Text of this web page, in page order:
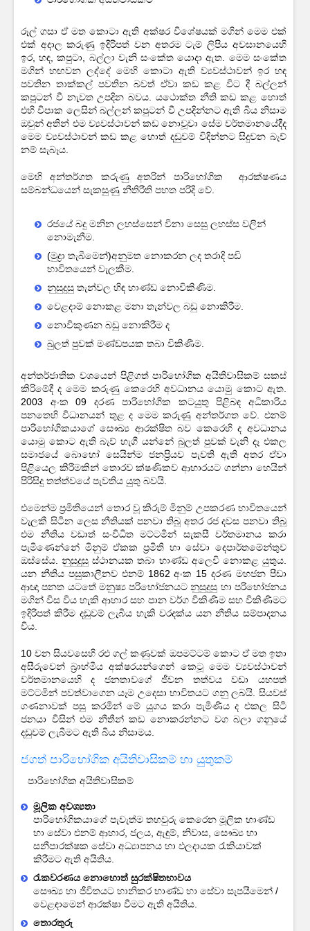
රූල් ගසා ඒ මත කොටා ඇති අක්ෂර විශේෂයක් මගින් මෙම එක්
එක් අදාල කරුණු ඉදිරිපත් වන අතරම ටැම් ලිපිය අවසානයෙහි
ඉර, හඳ, කපුටා, බල්ලා වැනි සංකේත යොදා ඇත. මෙම සංකේත
මගින් හඟවන ලද්දේ මෙහි කොටා ඇති ව්‍යවස්ථාවන් ඉර හඳ
පවතින තාක්කල් පවතින බවත් ඒවා කඩ කළ විට දී බල්ලන්
කපුටන් වී නැවත උපදින බවය. යථොක්ත නීති කඩ කළ හොත්
එහි විපාක ලෙසින් බල්ලන් කපුටන් වී උපදින්නට ඇති බිය නිසාම
ඔවුන් අතින් එම ව්‍යවස්ථාවන් කඩ නොවූවා සේම වර්තමානයේදීද
මෙම ව්‍යවස්ථාවන් කඩ කළ හොත් දඩුවම් විදින්නට සිදුවන බැව්
නම් සැබෑය.
මෙහි අන්තර්ගත කරුණු අතරින් පාරිභෝගික ආරක්ෂණය
සම්බන්ධයෙන් සැකසුණු නීතිරීති පහත පරිදි වේ.
රජයේ බදු මනින ලහස්සෙන් විනා සෙසු ලහස්ස වලින්
නොමැනීම.
(මුද්‍රා තැබීමෙන්)අනුමත නොකරන ලද තරාදි පඩි
භාවිතයෙන් වැලකීම.
නුසුදුසු තැන්වල හිඳ භාණ්ඩ නොවිකිණිම.
වෙළදාම් නොකළ මනා තැන්වල බඩු නොකිරීම.
නොවිකුණන බඩු නොකිරීම ද
බුලත් පුවක් මණ්ඩපයක තබා විකිණීම.
අන්තර්ජාතික වශයෙන් පිළිගත් පාරිභෝගික අයිතිවාසිකම් සකස්
කිරිමේදී ද මෙම කරුණු කෙරෙහි අවධානය යොමු කොට ඇත.
2003 අංක 09 දරණ පාරිභෝගික කටයුතු පිළිබඳ අධිකාරිය
පනතෙහි විධානයන් තුළ ද මෙම කරුණු අන්තර්ගත වේ. එනම්
පාරිභෝගිකයාගේ සෞඛ්‍ය ආරක්ෂිත බව කෙරෙහි ද අවධානය
යොමු කොට ඇති බැව් හැගී යන්නේ බුලත් පුවක් වැනි දෑ එකල
සමාජයේ බොහෝ සෙයින්ම ජනප්‍රියව පැවති ඇති අතර ඒවා
පිළියෙල කිරීමකින් තොරව ක්ෂණිකව ආහාරයට ගන්නා හෙයින්
පිරිසිදු තත්ත්වයේ පැවතිය යුතු බවයි.
එමෙන්ම ප්‍රමිතියෙන් තොර වූ කිරුම් මිනුම් උපකරණ භාවිතයෙන්
වැලකී සිටින ලෙස නීතියක් පනවා තිබූ අතර රජ දවස පනවා තිබූ
එම නීතිය වඩාත් සංවිධිත මට්ටමින් සැකසී වර්තමානය කරා
පැමිණෙන්නේ මිනුම් ඒකක ප්‍රමිති හා සේවා දෙපාර්තමේන්තුව
ඔස්සේය. නුසුදුසු ස්ථානයක තබා භාණ්ඩ අලෙවි නොකළ යුතුය.
යන නීතිය පසුකාලීනව එනම් 1862 අංක 15 දරණ මහජන පීඩා
ආඥා පනත යටතේ මනුෂ්‍ය පරිභෝජනයට නුසුදුසු හා පරිභෝජනය
මගින් විස විය හැකි ආහාර සහ පාන වර්ග විකිණිම සහ විකිණිමට
ඉදිරිපත් කිරීම දඩුවම් ලැබිය හැකි වරදක්ය යන නීතිය සම්පාදනය
විය.
10 වන සියවසෙහි රළු ගල් කණුවක් ඔපමට්ටම් කොට ඒ මත ඉතා
අසීරුවෙන් බ්‍රාහ්මීය අක්ෂරයන්ගෙන් කෙටූ මෙම ව්‍යවස්ථාවන්
වර්තමානයෙහි ද ජනතාවගේ ජීවන තත්වය වඩා යහපත්
මට්ටමින් පවත්වාගෙන යෑම උදෙසා භාවිතයට ගනු ලබයි. සියවස්
ගණනාවක් පසු කරමින් මේ යුගය කරා පැමිණිය ද එකල සිටි
ජනයා විසින් එම නීතීන් කඩ නොකරන්නට වග බලා ගනුයේ
දඩුවම් ලැබීමට ඇති බිය නිසාමය.
ජගත් පාරිභෝගික අයිතිවාසිකම් හා යුතුකම්
පාරිභෝගික අයිතිවාසිකම්
මූලික අවශ්‍යතා
පාරිභෝගිකයාගේ පැවැත්ම තහවුරු කෙරෙන මූලික භාණ්ඩ
හා සේවා එනම් ආහාර, ජලය, ඇඳුම්, නිවාස, සෞඛ්‍ය හා
සනීපාරක්ෂක සේවා අධ්‍යාපනය හා ඵලදායක රැකියාවක්
කිරීමට ඇති අයිතිය.
රැකවරණය නොහොත් සුරක්ෂිතභාවය
සෞඛ්‍ය හා ජීවිතයට හානිකර භාණ්ඩ හා සේවා සැපයීමෙන් /
වෙළඳාමෙන් ආරක්ෂා වීමට ඇති අයිතිය.
තොරතුරු